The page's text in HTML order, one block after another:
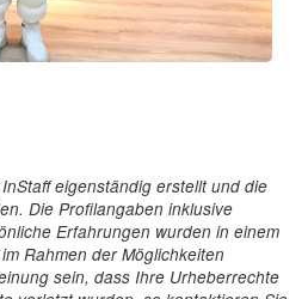
eigenständig erstellt und die
Die Profilangaben inklusive
Erfahrungen wurden in einem
Rahmen der Möglichkeiten
sein, dass Ihre Urheberrechte